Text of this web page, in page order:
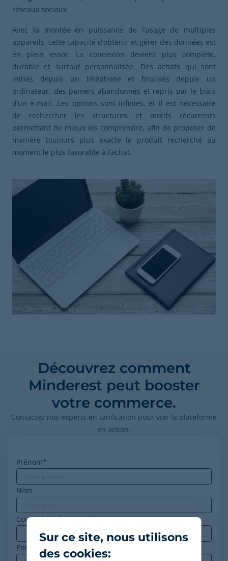
réseaux sociaux.
Avec la montée en puissance de l’usage de multiples
appareils, cette capacité d’obtenir et gérer des données est
en plein essor. La connexion devient plus complète,
durable et surtout personnalisée. Des achats qui sont
initiés depuis un téléphone et finalisés depuis un
ordinateur, des paniers abandonnés et repris par le biais
d’un e-mail...Les options sont infinies, et il est nécessaire
de rechercher les structures et motifs récurrents
permettant de mieux les comprendre, afin de proposer de
manière toujours plus exacte le produit recherché au
moment le plus favorable à l’achat.
Découvrez comment
Minderest peut booster
votre commerce.
Contactez nos experts en tarification pour voir la plateforme
en action.
Prénom*
Nom
Courriel professionnel*
Entreprise
Sur ce site, nous utilisons
des cookies: